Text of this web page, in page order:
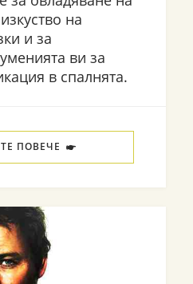
на
и за
ви за
в спалнята.
ПОВЕЧЕ